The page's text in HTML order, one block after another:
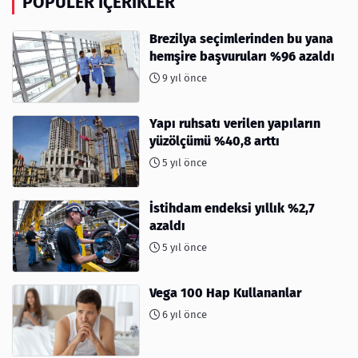
Brezilya seçimlerinden bu yana
hemşire başvuruları %96 azaldı
9 yıl önce
Yapı ruhsatı verilen yapıların
yüzölçümü %40,8 arttı
5 yıl önce
İstihdam endeksi yıllık %2,7
azaldı
5 yıl önce
Vega 100 Hap Kullananlar
6 yıl önce